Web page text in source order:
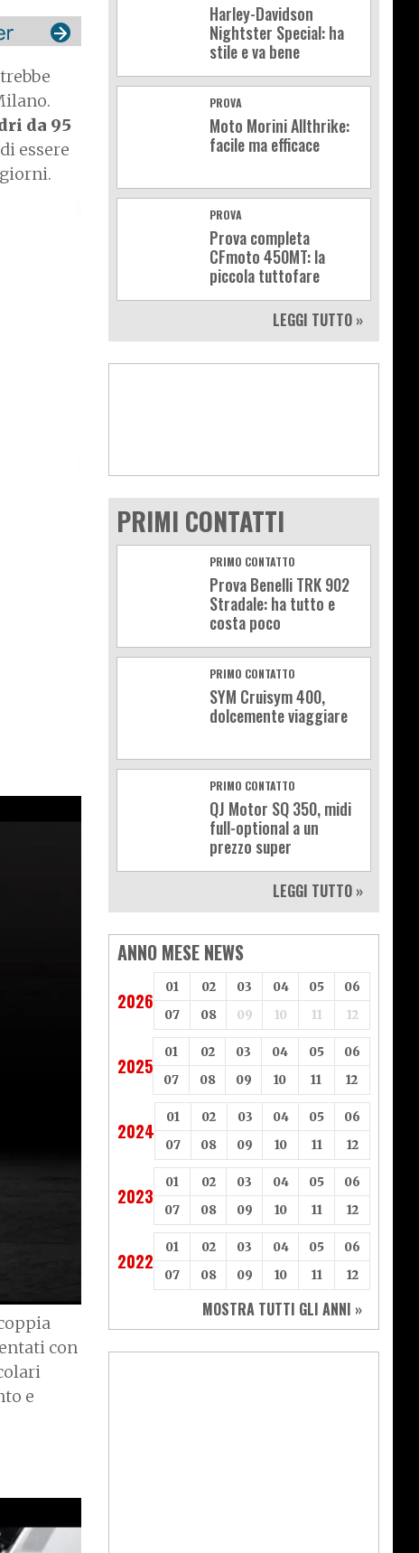
da 95
essere
con
e
Harley-Davidson
Nightster Special: ha
stile e va bene
PROVA
Moto Morini Allthrike:
facile ma efficace
PROVA
Prova completa
CFmoto 450MT: la
piccola tuttofare
LEGGI TUTTO »
PRIMI CONTATTI
PRIMO CONTATTO
Prova Benelli TRK 902
Stradale: ha tutto e
costa poco
PRIMO CONTATTO
SYM Cruisym 400,
dolcemente viaggiare
PRIMO CONTATTO
QJ Motor SQ 350, midi
full-optional a un
prezzo super
LEGGI TUTTO »
ANNO MESE NEWS
2026
01 02 03 04 05
06
07
08 09 10 11 12
2025
01 02 03 04 05
06
07
08 09 10 11 12
2024
01 02 03 04 05
06
07
08 09 10 11 12
2023
01 02 03 04 05
06
07
08 09 10 11 12
2022
01 02 03 04 05
06
07
08 09 10 11 12
MOSTRA TUTTI GLI ANNI »